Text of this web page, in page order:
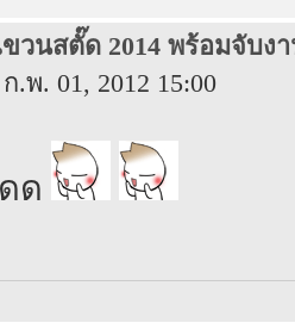
วนสตั๊ด 2014 พร้อมจับง
.พ. 01, 2012 15:00
ด